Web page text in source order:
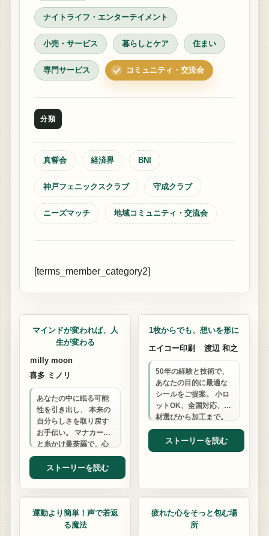
ナイトライフ・エンターテイメント
小売・サービス 暮らしとケア 住まい
専門サービス コミュニティ・交流会
分類
真誓会 経済界 BNI
神戸フェニックスクラブ 守成クラブ
ニーズマッチ 地域コミュニティ・交流会
[terms_member_category2]
マインドが変われば、人
生が変わる
ｍilly moon
喜多 ミノリ
あなたの中に眠る可能
性を引き出し、 本来の
自分らしさを取り戻す
お手伝い。 マナカード
と糸かけ曼荼羅で、心
の迷いを解き放ち、 最
高の人生へと導きま
す。
ストーリーを読む
1枚からでも、想いを形に
エイコー印刷
渡辺 和之
50年の経験と技術で、
あなたの目的に最適な
シールをご提案。 小ロ
ットOK、全国対応、素
材選びから加工まで。
気軽な一枚から、ビジ
ネスの可能性を広げま
せんか？
ストーリーを読む
カフェ
運動より簡単！声で若返
る魔法
スナック
疲れた心をそっと包む場
所